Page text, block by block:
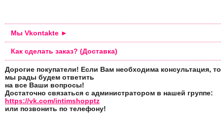
Мы Vkontakte ►
Как сделать заказ? (Доставка)
Дорогие покупатели! Если Вам необходима консультация, то
мы рады будем ответить
на все Ваши вопросы!
Достаточно связаться с администратором в нашей группе:
https://vk.com/intimshopptz
или позвонить по телефону!